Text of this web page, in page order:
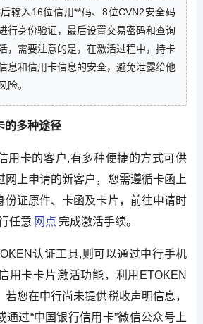
输入16位信用**码、8位CVN2安全码
行身份验证，最后设置交易密码和查询
，需要注意的是，在激活过程中，持卡
息和信用卡信息的安全，避免泄露给他
险。
的多种途径
用卡的客户,有多种便捷的方式可供
网上申请的新客户，您需遵循卡函上
份证原件、卡函及卡片，前往申请时
任意 网点 完成激活手续。
认证工具,则可以通过中行手机
用卡卡片激活功能，利用ETOKEN
您在中行尚未提供税收声明信息，
通过“中国银行信用卡”微信公众号上